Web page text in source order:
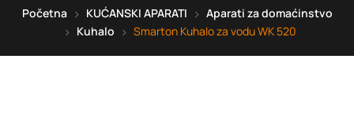
Početna KUĆANSKI APARATI
Aparati za domaćinstvo
Kuhalo
Smarton Kuhalo za vodu WK 520